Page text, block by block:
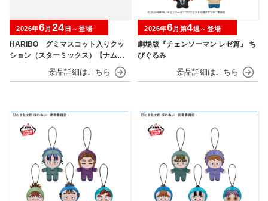
HARIBO グミマスコット入りクッ
ション（スターミックス）【ナムコ
2026年6月 24 日～登場
劇場版『チェンソーマン レゼ篇』 ち
びぐるみ
2026年6月第4週～登場